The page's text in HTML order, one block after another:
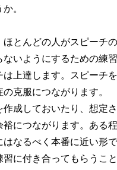
。
とんどの人がスピーチ
いようにするための練
上達します。スピーチ
克服につながります。
成しておいたり、想定
につながります。ある
なるべく本番に近い形
に付き合ってもらうこ